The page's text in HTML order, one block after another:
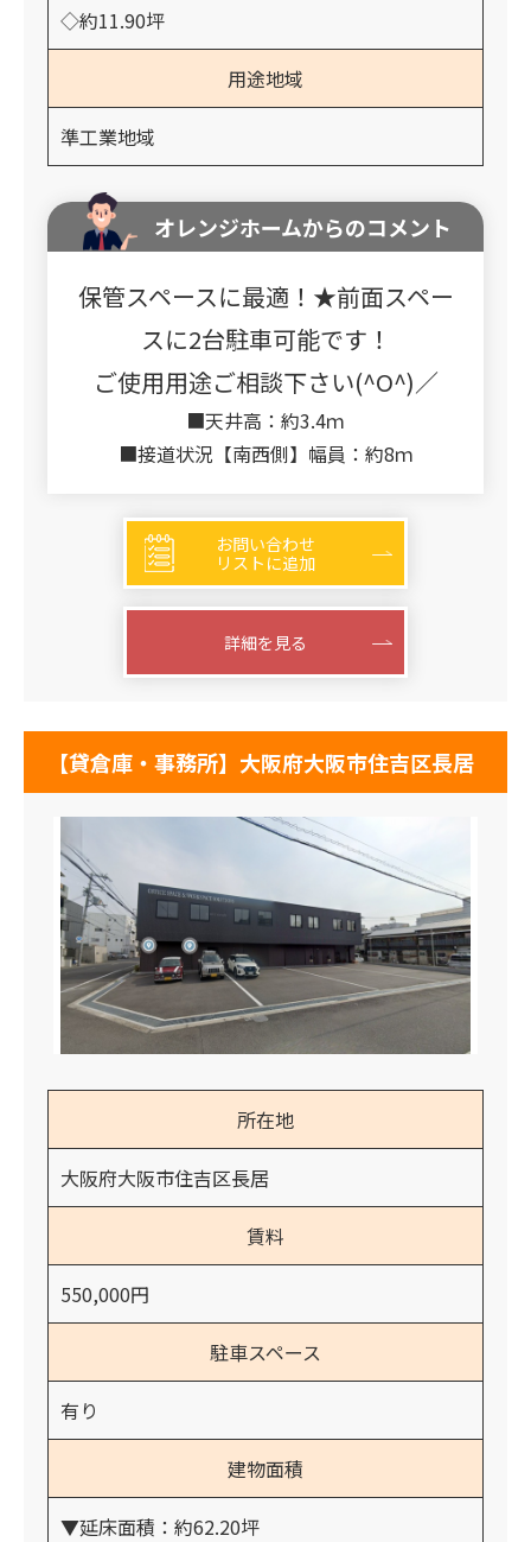
◇約11.90坪
用途地域
準工業地域
オレンジホームからのコメント
保管スペースに最適！★前面スペー
スに2台駐車可能です！
ご使用用途ご相談下さい(^O^)／
■天井高：約3.4ｍ
■接道状況【南西側】幅員：約8ｍ
お問い合わせ
リストに追加
詳細を見る
【貸倉庫・事務所】大阪府大阪市住吉区長居
所在地
大阪府大阪市住吉区長居
賃料
550,000円
駐車スペース
有り
建物面積
▼延床面積：約62.20坪